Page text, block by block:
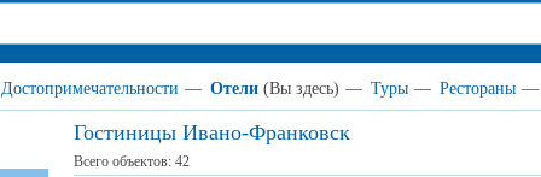
Достопримечательности — Отели (Вы здесь) — Туры — Рестораны —
Гостиницы Ивано-Франковск
Всего объектов: 42